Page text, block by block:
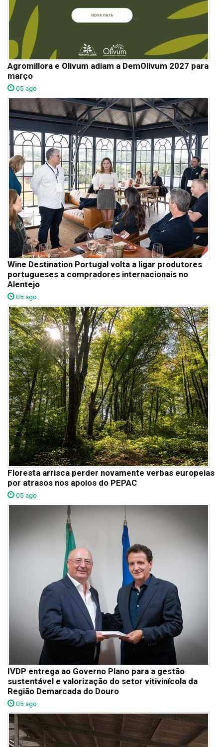
Agromillora e Olivum adiam a DemOlivum 2027 para
março
05 ago
Wine Destination Portugal volta a ligar produtores
portugueses a compradores internacionais no
Alentejo
05 ago
Floresta arrisca perder novamente verbas europeias
por atrasos nos apoios do PEPAC
05 ago
IVDP entrega ao Governo Plano para a gestão
sustentável e valorização do setor vitivinícola da
Região Demarcada do Douro
05 ago